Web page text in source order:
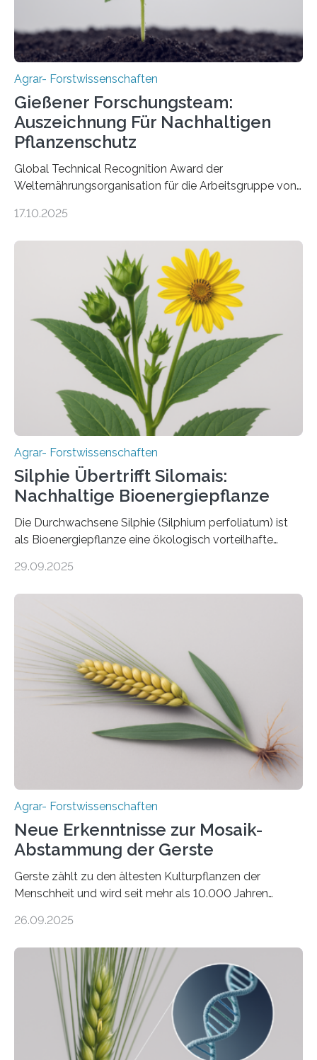
Agrar- Forstwissenschaften
Gießener Forschungsteam:
Auszeichnung Für Nachhaltigen
Pflanzenschutz
Global Technical Recognition Award der
Welternährungsorganisation für die Arbeitsgruppe von
Insektenbiotechnologie der JLU Insekten spielen eine
aber Krankheiten übertragen und der Landwirtschaft
und dem Gartenbau erhebliche Schäden zufügen. Es ist
daher entscheidend, Schadinsekten effektiv zu
bekämpfen, während gleichzeitig nützliche Insekten
erhalten bleiben. An der Justus-Liebig-Universität
Gießen (JLU) erforscht die Arbeitsgruppe von Prof. Dr.
Marc F. Schetelig am Institut für
Insektenbiotechnologie neue biologische und
biotechnologische Verfahren zur…
17.10.2025
Agrar- Forstwissenschaften
Silphie Übertrifft Silomais:
Nachhaltige Bioenergiepflanze
Die Durchwachsene Silphie (Silphium perfoliatum) ist
als Bioenergiepflanze eine ökologisch vorteilhafte
mehrjährigen Vergleichsstudie von Forschenden der
nach nachhaltigen Alternativen zur Energiegewinnung
aus landwirtschaftlichen Kulturen ist ein zentrales
Anliegen im Zuge der europäischen Klimaziele, bis
2050 klimaneutral zu werden. In Deutschland dominiert
bislang der Mais als Energiepflanze, doch sein Anbau
bringt ökologische Herausforderungen mit sich:
Bodenerosion, Nährstoffauswaschung und…
29.09.2025
Agrar- Forstwissenschaften
Neue Erkenntnisse zur Mosaik-
Abstammung der Gerste
Gerste zählt zu den ältesten Kulturpflanzen der
Menschheit und wird seit mehr als 10.000 Jahren
einzigen Ort domestiziert wurde. Eine neue Studie eines
Instituts für Pflanzengenetik und
Kulturpflanzenforschung (IPK) zeigt, dass die heutige
Gerste aus verschiedenen Wildpopulationen im
sogenannten Fruchtbaren Halbmond hervorgegangen
ist. Sie besitzt also eine Art „Mosaik-Abstammung“. Die
Ergebnisse der Studie wurden heute in der
26.09.2025